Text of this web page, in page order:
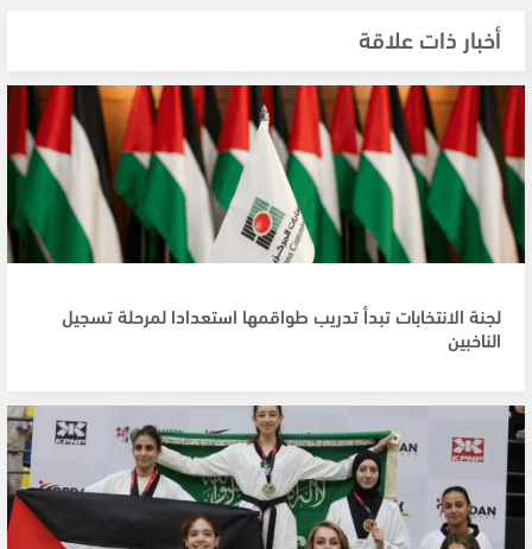
أخبار ذات علاقة
لجنة الانتخابات تبدأ تدريب طواقمها استعدادا لمرحلة تسجيل
الناخبين